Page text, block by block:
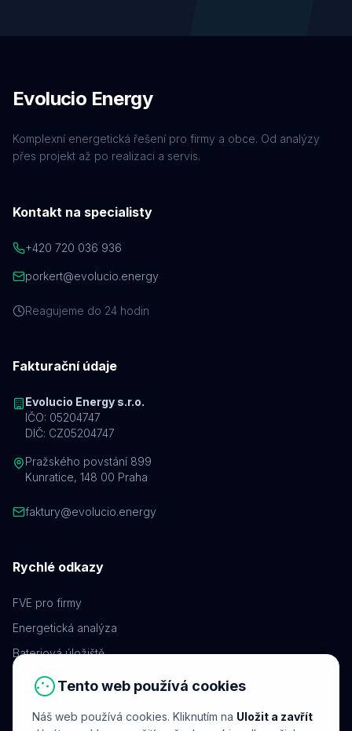
Evolucio Energy
Komplexní energetická řešení pro firmy a obce. Od analýzy
přes projekt až po realizaci a servis.
Kontakt na specialisty
+420 720 036 936
porkert@evolucio.energy
Reagujeme do 24 hodin
Fakturační údaje
Evolucio Energy s.r.o.
IČO: 05204747
DIČ: CZ05204747
Pražského povstání 899
Kunratice, 148 00 Praha
faktury@evolucio.energy
Rychlé odkazy
FVE pro firmy
Energetická analýza
Bateriová úložiště
Dispečerské řízení
Nabíjecí stanice EV
Tento web používá cookies
Náš web používá cookies. Kliknutím na Uložit a zavřít